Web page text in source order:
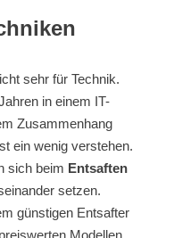
sehr für Technik.
in einem IT-
Zusammenhang
ein wenig verstehen.
sich beim Entsaften
setzen.
günstigen Entsafter
Modellen